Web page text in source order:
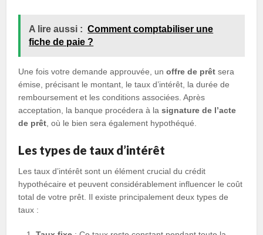
A lire aussi : Comment comptabiliser une
fiche de paie ?
Une fois votre demande approuvée, unoffre de prêt sera
émise, précisant le montant, le taux d’intérêt, la durée de
remboursement et les conditions associées. Après
acceptation, la banque procédera à lasignature de l’acte
de prêt , où le bien sera également hypothéqué.
Les types de taux d’intérêt
Les taux d’intérêt sont un élément crucial du crédit
hypothécaire et peuvent considérablement influencer le coût
total de votre prêt. Il existe principalement deux types de
taux :